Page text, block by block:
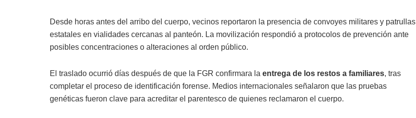
Desde horas antes del arribo del cuerpo, vecinos reportaron la presencia de convoyes militares y patrullas
estatales en vialidades cercanas al panteón. La movilización respondió a protocolos de prevención ante
posibles concentraciones o alteraciones al orden público.
El traslado ocurrió días después de que la FGR confirmara la entrega de los restos a familiares, tras
completar el proceso de identificación forense. Medios internacionales señalaron que las pruebas
genéticas fueron clave para acreditar el parentesco de quienes reclamaron el cuerpo.